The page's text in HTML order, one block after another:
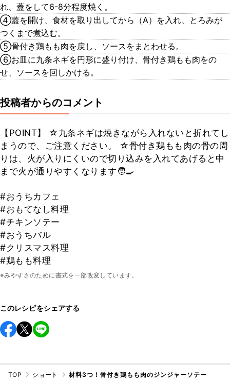
れ、蓋をして6-8分程度焼く。
④蓋を開け、食材を取り出してから（A）を入れ、とろみが
つくまで煮込む。
⑤骨付き鶏もも肉を戻し、ソースをまとわせる。
⑥お皿に九条ネギを円形に盛り付け、骨付き鶏もも肉をの
せ、ソースを回しかける。
投稿者からのコメント
【POINT】 ☆九条ネギは焼きながら入れないと折れてし
まうので、ご注意ください。 ☆骨付き鶏もも肉の骨の周
りは、火が入りにくいので切り込みを入れてあげると中
まで火が通りやすくなります🧑‍🍳
#おうちカフェ
#おもてなし料理
#チキンソテー
#おうちバル
#クリスマス料理
#鶏もも料理
※みやすさのために書式を一部改変しています。
このレシピをシェアする
TOP ショート 材料3つ！骨付き鶏もも肉のジンジャーソテー